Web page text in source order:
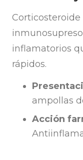
inflamatorios
rápidos.
ampollas
Acción